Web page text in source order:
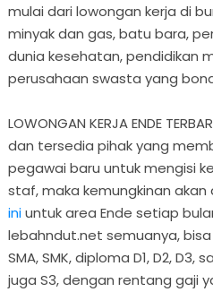
mulai dari lowongan kerja di
minyak dan gas, batu bara,
dunia kesehatan, pendidikan
perusahaan swasta yang
LOWONGAN KERJA ENDE
dan tersedia pihak yang
pegawai baru untuk mengisi
staf, maka kemungkinan akan
iniuntuk area Ende setiap
lebahndut.net semuanya, bisa
SMA, SMK, diploma D1, D2, D3,
juga S3, dengan rentang gaji